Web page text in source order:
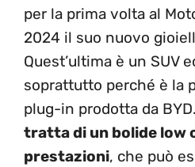
per la prima volta al
2024 il suo nuovo
Quest’ultima è un SUV
soprattutto perché è la
plug-in prodotta da
tratta di un bolide low
prestazioni, che può